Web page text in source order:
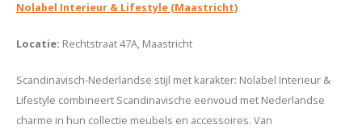
Nolabel Interieur & Lifestyle (Maastricht)
Locatie: Rechtstraat 47A, Maastricht
Scandinavisch-Nederlandse stijl met karakter: Nolabel Interieur &
Lifestyle combineert Scandinavische eenvoud met Nederlandse
charme in hun collectie meubels en accessoires. Van